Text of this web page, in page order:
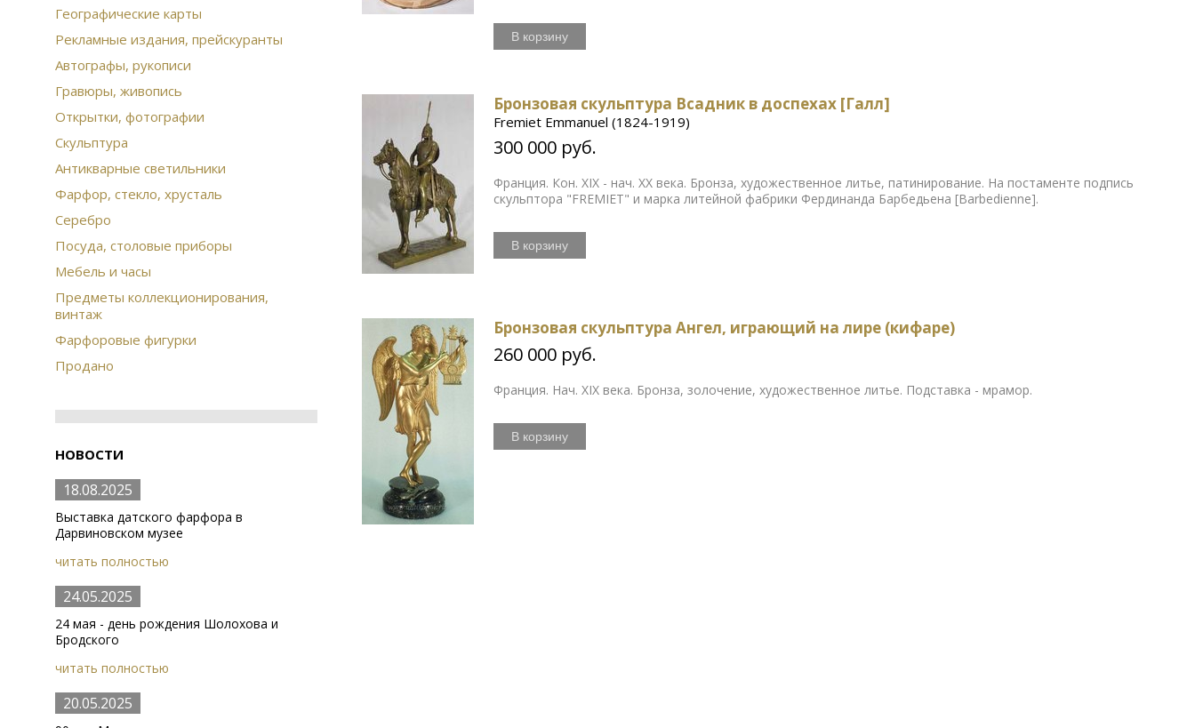
Географические карты
Рекламные издания, прейскуранты
Автографы, рукописи
Гравюры, живопись
Открытки, фотографии
Скульптура
Антикварные светильники
Фарфор, стекло, хрусталь
Серебро
Посуда, столовые приборы
Мебель и часы
Предметы коллекционирования,
винтаж
Фарфоровые фигурки
Продано
НОВОСТИ
18.08.2025
Выставка датского фарфора в
Дарвиновском музее
читать полностью
24.05.2025
24 мая - день рождения Шолохова и
Бродского
читать полностью
20.05.2025
В корзину
Бронзовая скульптура Всадник в доспехах [Галл]
Fremiet Emmanuel (1824-1919)
300 000 руб.
Франция. Кон. XIX - нач. ХХ века. Бронза, художественное литье, патинирование. На постаменте подпись
скульптора "FREMIET" и марка литейной фабрики Фердинанда Барбедьена [Barbedienne].
В корзину
Бронзовая скульптура Ангел, играющий на лире (кифаре)
260 000 руб.
Франция. Нач. XIX века. Бронза, золочение, художественное литье. Подставка - мрамор.
В корзину